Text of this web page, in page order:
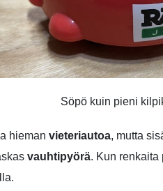
Söpö kuin pieni
hieman vieteriautoa, mutta
vauhtipyörä. Kun